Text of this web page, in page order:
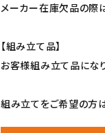
メーカー在庫欠品の際
【組み立て品】
お客様組み立て品にな
組み立てをご希望の方は